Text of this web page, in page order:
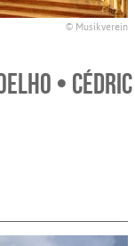
© Musikverein
• Cédric